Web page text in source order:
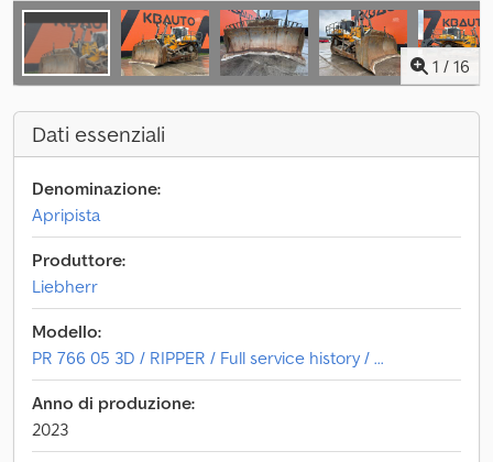
1 / 16
Dati essenziali
Denominazione:
Apripista
Produttore:
Liebherr
Modello:
PR 766 05 3D / RIPPER / Full service history / ...
Anno di produzione:
2023